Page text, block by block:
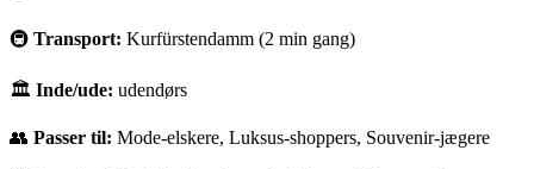
🚇 Transport: Kurfürstendamm (2 min gang)
🏛 Inde/ude: udendørs
👥 Passer til: Mode-elskere, Luksus-shoppers, Souvenir-jægere